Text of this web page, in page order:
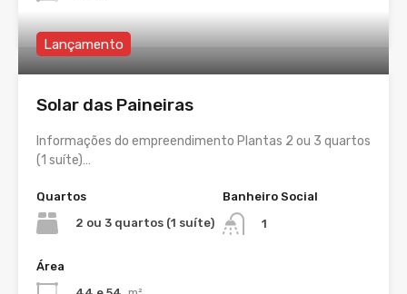
Lançamento
Solar das Paineiras
Informações do empreendimento Plantas 2 ou 3 quartos
(1 suíte)…
Quartos
2 ou 3 quartos (1 suíte)
Banheiro Social
1
Área